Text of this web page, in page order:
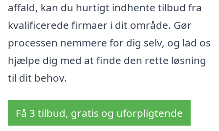
affald, kan du hurtigt indhente tilbud fra
kvalificerede firmaer i dit område. Gør
processen nemmere for dig selv, og lad os
hjælpe dig med at finde den rette løsning
til dit behov.
Få 3 tilbud, gratis og uforpligtende